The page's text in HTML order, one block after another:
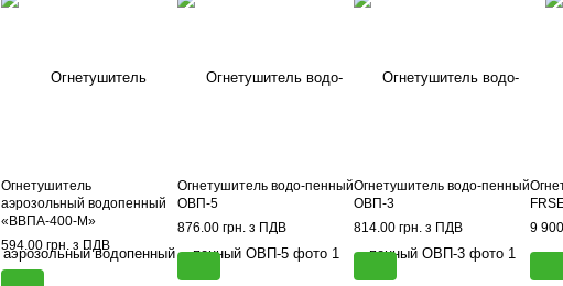
Огнетушитель
аэрозольный водопенный
«ВВПА-400-М»
морозостойкий
594.00 грн. з ПДВ
Огнетушитель водо-пенный
ОВП-5
876.00 грн. з ПДВ
Огнетушитель водо-пенный
ОВП-3
814.00 грн. з ПДВ
9